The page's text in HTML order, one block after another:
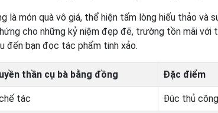
là món quà vô giá, thể hiện tấm lòng hiếu thảo
cho những kỷ niệm đẹp đẽ, trường tồn mãi với
đến bạn đọc tác phẩm tinh xảo.
thần cụ bà bằng đồng Đặc điểm
tác Đúc thủ